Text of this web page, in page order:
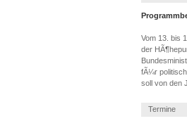
Vom 13. bis
der
fÃ¼r
soll von den
Termine